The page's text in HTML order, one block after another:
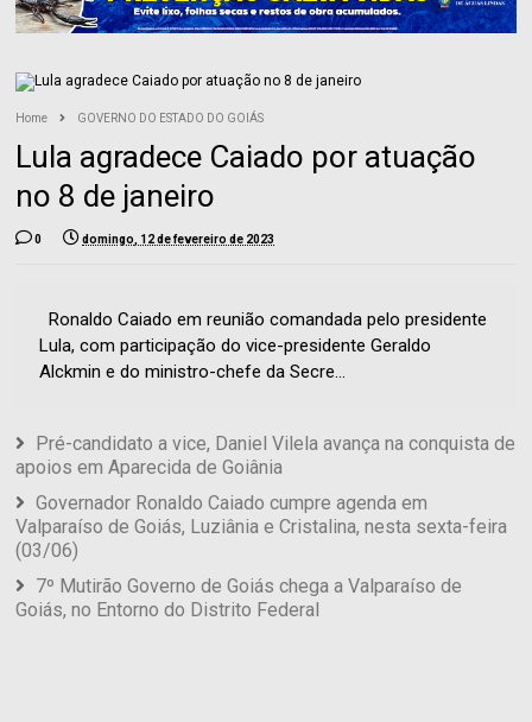
Home GOVERNO DO ESTADO DO GOIÁS
Lula agradece Caiado por atuação
no 8 de janeiro
0 domingo, 12 de fevereiro de 2023
Ronaldo Caiado em reunião comandada pelo presidente
Lula, com participação do vice-presidente Geraldo
Alckmin e do ministro-chefe da Secre...
Pré-candidato a vice, Daniel Vilela avança na conquista de
apoios em Aparecida de Goiânia
Governador Ronaldo Caiado cumpre agenda em
Valparaíso de Goiás, Luziânia e Cristalina, nesta sexta-feira
(03/06)
7º Mutirão Governo de Goiás chega a Valparaíso de
Goiás, no Entorno do Distrito Federal